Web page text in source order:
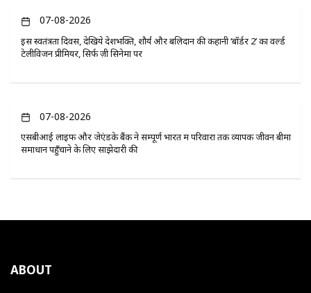
07-08-2026
इस स्वतंत्रता दिवस, देखिये देशभक्ति, शौर्य और बलिदान की कहानी ‘बॉर्डर 2’ का वर्ल्ड
टेलीविजन प्रीमियर, सिर्फ ज़ी सिनेमा पर
07-08-2026
एसबीआई लाइफ और जेएंडके बैंक ने सम्पूर्ण भारत में परिवारों तक व्यापक जीवन बीमा
समाधान पहुँचाने के लिए साझेदारी की
ABOUT